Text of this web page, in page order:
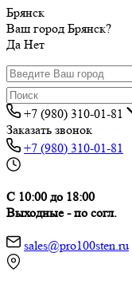
Брянск
Ваш город Брянск?
Да Нет
+7 (980) 310-01-81
Заказать звонок
+7 (980) 310-01-81
С 10:00 до 18:00
Выходные - по согл.
sales@pro100sten.ru